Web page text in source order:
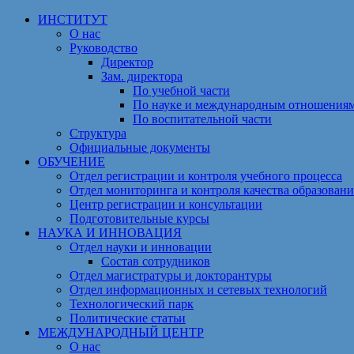
Перейти
содержимому
ИНСТИТУТ
О нас
Руководство
Директор
Зам. директора
По учебной части
По науке и международным
По воспитательной части
Структура
Официальные документы
ОБУЧЕНИЕ
Отдел регистрации и контроля учебного процесса
Отдел мониторинга и контроля качества
Центр регистрации и консультации
Подготовительные курсы
НАУКА И ИННОВАЦИЯ
Отдел науки и инновации
Состав сотрудников
Отдел магистратуры и докторантуры
Отдел информационных и сетевых технологий
Технологический парк
Политические статьи
МЕЖДУНАРОДНЫЙ ЦЕНТР
О нас